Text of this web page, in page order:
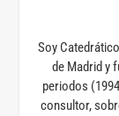
Soy
de Madrid y
periodos
consultor,